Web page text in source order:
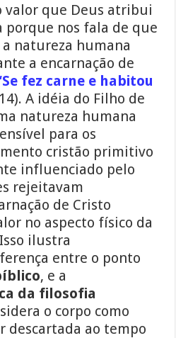
valor que Deus atribui
porque nos fala de que
natureza humana
a encarnação de
fez carne e habitou
A idéia do Filho de
natureza humana
para os
cristão primitivo
influenciado pelo
rejeitavam
de Cristo
no aspecto físico da
ilustra
entre o ponto
, e a
da filosofia
o corpo como
descartada ao tempo